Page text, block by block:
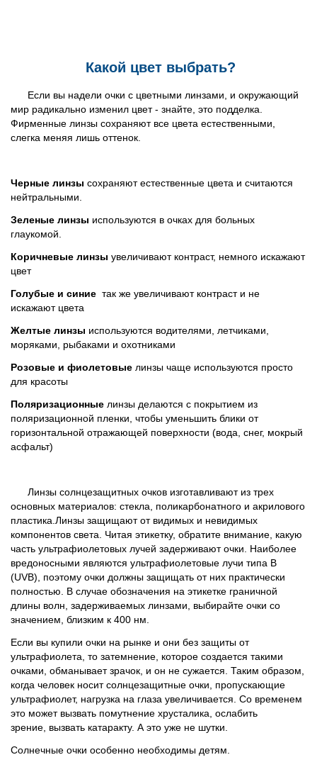
Какой цвет выбрать?
Если вы надели очки с цветными линзами, и окружающий
мир радикально изменил цвет - знайте, это подделка.
Фирменные линзы сохраняют все цвета естественными,
слегка меняя лишь оттенок.
Черные линзы сохраняют естественные цвета и считаются
нейтральными.
Зеленые линзы используются в очках для больных
глаукомой.
Коричневые линзы увеличивают контраст, немного искажают
цвет
Голубые и синие так же увеличивают контраст и не
искажают цвета
Желтые линзы используются водителями, летчиками,
моряками, рыбаками и охотниками
Розовые и фиолетовые линзы чаще используются просто
для красоты
Поляризационные линзы делаются с покрытием из
поляризационной пленки, чтобы уменьшить блики от
горизонтальной отражающей поверхности (вода, снег, мокрый
асфальт)
Линзы солнцезащитных очков изготавливают из трех
основных материалов: стекла, поликарбонатного и акрилового
пластика.Линзы защищают от видимых и невидимых
компонентов света. Читая этикетку, обратите внимание, какую
часть ультрафиолетовых лучей задерживают очки. Наиболее
вредоносными являются ультрафиолетовые лучи типа B
(UVB), поэтому очки должны защищать от них практически
полностью. В случае обозначения на этикетке граничной
длины волн, задерживаемых линзами, выбирайте очки со
значением, близким к 400 нм.
Если вы купили очки на рынке и они без защиты от
ультрафиолета, то затемнение, которое создается такими
очками, обманывает зрачок, и он не сужается. Таким образом,
когда человек носит солнцезащитные очки, пропускающие
ультрафиолет, нагрузка на глаза увеличивается. Со временем
это может вызвать помутнение хрусталика, ослабить
зрение, вызвать катаракту. А это уже не шутки.
Солнечные очки особенно необходимы детям.